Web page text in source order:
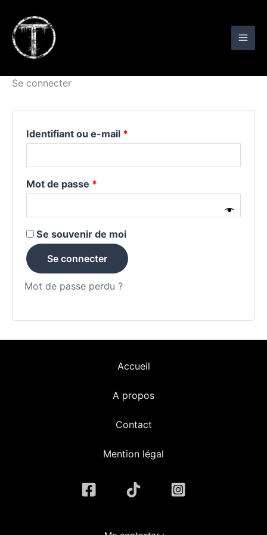
contenu
Se connecter
Identifiant ou e-mail *
Mot de passe *
Se souvenir de moi
Se connecter
Mot de passe perdu ?
Accueil
A propos
Contact
Mention légal